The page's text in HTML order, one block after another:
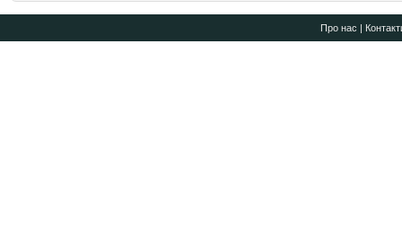
Про нас |